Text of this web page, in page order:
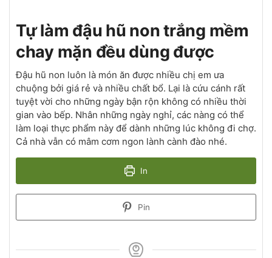
Tự làm đậu hũ non trắng mềm
chay mặn đều dùng được
Đậu hũ non luôn là món ăn được nhiều chị em ưa
chuộng bởi giá rẻ và nhiều chất bổ. Lại là cứu cánh rất
tuyệt vời cho những ngày bận rộn không có nhiều thời
gian vào bếp. Nhân những ngày nghỉ, các nàng có thể
làm loại thực phẩm này để dành những lúc không đi chợ.
Cả nhà vẫn có mâm cơm ngon lành cành đào nhé.
In
Pin